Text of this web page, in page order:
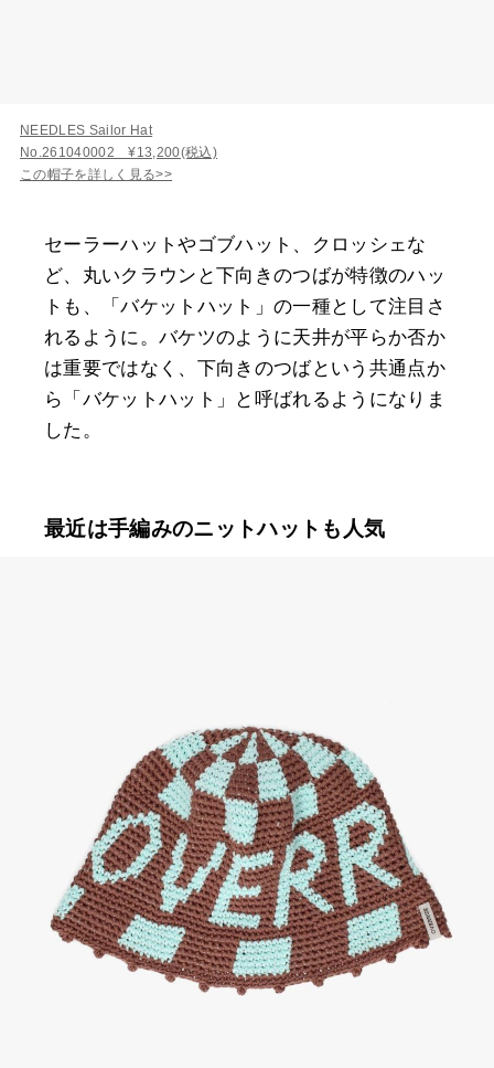
NEEDLES Sailor Hat
No.261040002 ¥13,200(税込)
この帽子を詳しく見る>>
セーラーハットやゴブハット、クロッシェな
ど、丸いクラウンと下向きのつばが特徴のハッ
トも、「バケットハット」の一種として注目さ
れるように。バケツのように天井が平らか否か
は重要ではなく、下向きのつばという共通点か
ら「バケットハット」と呼ばれるようになりま
した。
最近は手編みのニットハットも人気